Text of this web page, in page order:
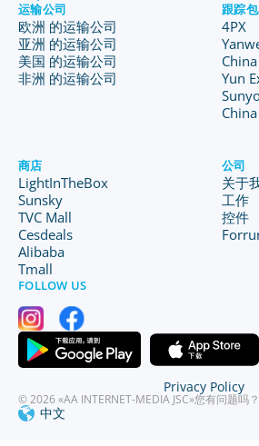
运输公司
欧洲 的运输公司
亚洲 的运输公司
美国 的运输公司
非洲 的运输公司
跟踪
4PX
Yun
商店
LightInTheBox
Sunsky
TVC Mall
Cesdeals
Alibaba
Tmall
公司
关于
工作
控件
FOLLOW US
© 2026 «AA INTERNET-MEDIA JSC»您有问题吗
中文
Privacy Policy